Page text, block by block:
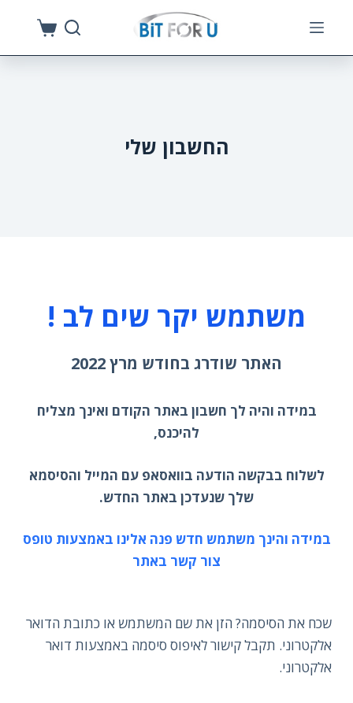
החשבון שלי
משתמש יקר שים לב !
האתר שודרג בחודש מרץ 2022
במידה והיה לך חשבון באתר הקודם ואינך מצליח
להיכנס,
לשלוח בבקשה הודעה בוואסאפ עם המייל והסיסמא
שלך שנעדכן באתר החדש.
במידה והינך משתמש חדש פנה אלינו באמצעות טופס
צור קשר באתר
שכח את הסיסמה? הזן את שם המשתמש או כתובת הדואר
אלקטרוני. תקבל קישור לאיפוס סיסמה באמצעות דואר
אלקטרוני.